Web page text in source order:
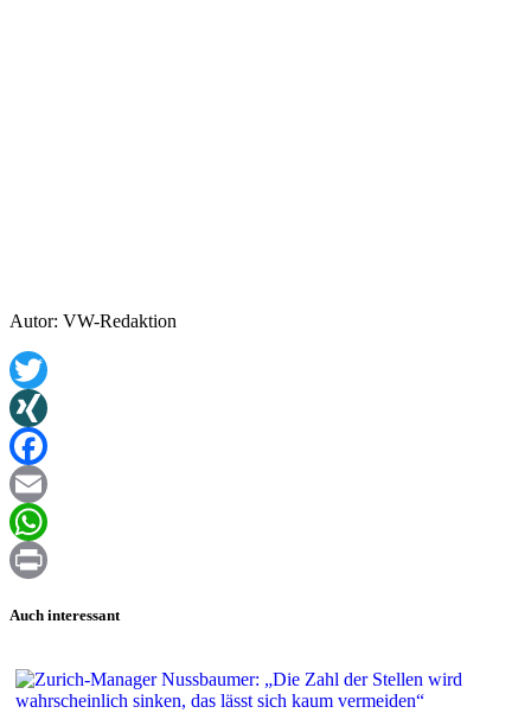
Autor: VW-Redaktion
Twitter
XING
Facebook
Email
WhatsApp
Auch interessant